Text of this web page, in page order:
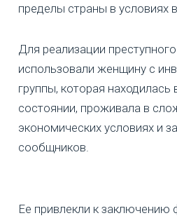
пределы страны в условиях
Для реализации
использовали женщину с
группы, которая находилась
состоянии, проживала в
экономических условиях и
сообщников.
Ее привлекли к заключению